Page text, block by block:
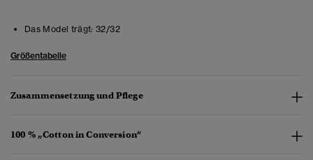
Das Model trägt: 32/32
Größentabelle
Zusammensetzung und Pflege
100 % „Cotton in Conversion“